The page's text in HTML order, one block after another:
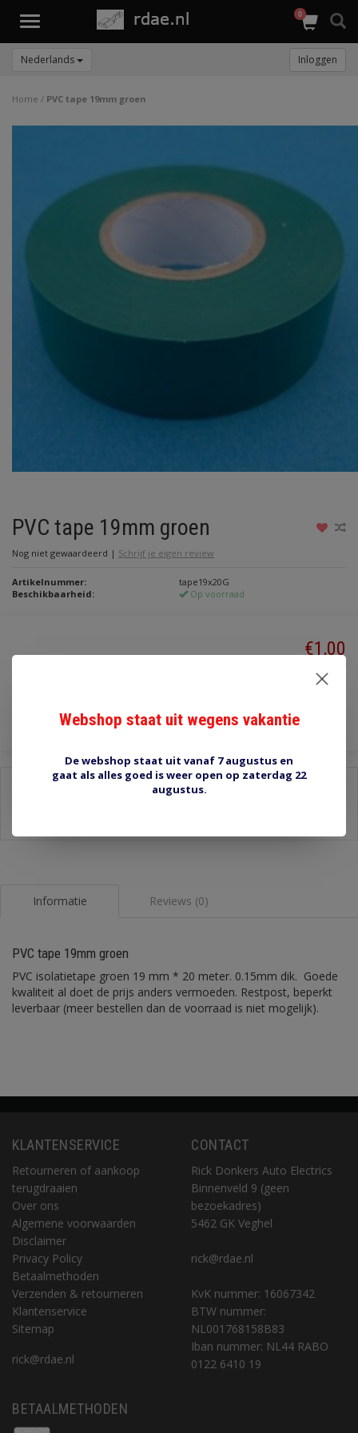
Toggle
0
Nederlands Inloggen
Home / PVC tape 19mm groen
PVC tape 19mm groen
Nog niet gewaardeerd | Schrijf je eigen review
Artikelnummer:
tape19x20G
Beschikbaarheid:
Op voorraad
€1,00
Informatie Reviews (0)
PVC tape 19mm groen
PVC isolatietape groen 19 mm * 20 meter. 0.15mm dik. Goede
kwaliteit al doet de prijs anders vermoeden. Restpost, beperkt
leverbaar (meer bestellen dan de voorraad is niet mogelijk).
KLANTENSERVICE
Retourneren of aankoop
terugdraaien
Over ons
Algemene voorwaarden
Disclaimer
Privacy Policy
Betaalmethoden
Verzenden & retourneren
Klantenservice
Sitemap
rick@rdae.nl
CONTACT
Rick Donkers Auto Electrics
Binnenveld 9 (geen
bezoekadres)
5462 GK Veghel
rick@rdae.nl
KvK nummer: 16067342
BTW nummer:
NL001768158B83
Iban nummer: NL44 RABO
0122 6410 19
BETAALMETHODEN
Webshop staat uit wegens vakantie
De webshop staat uit vanaf 7 augustus en
gaat als alles goed is weer open op zaterdag 22
augustus.